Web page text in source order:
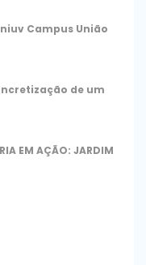
Campus União
de um
EM AÇÃO: JARDIM